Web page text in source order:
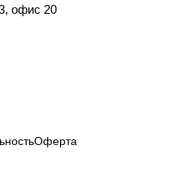
офис 20
Оферта